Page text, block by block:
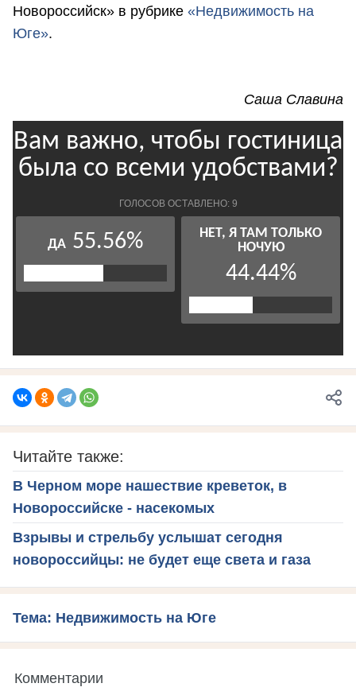
Новороссийск» в рубрике «Недвижимость на
Юге».
Саша Славина
Читайте также:
В Черном море нашествие креветок, в
Новороссийске - насекомых
Взрывы и стрельбу услышат сегодня
новороссийцы: не будет еще света и газа
Тема: Недвижимость на Юге
Комментарии